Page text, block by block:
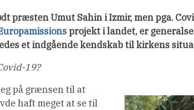
præsten Umut Sahin i Izmir, men pga.
projekt i landet, er
et indgående kendskab til kirkens
19?
på grænsen til at
haft meget at se til